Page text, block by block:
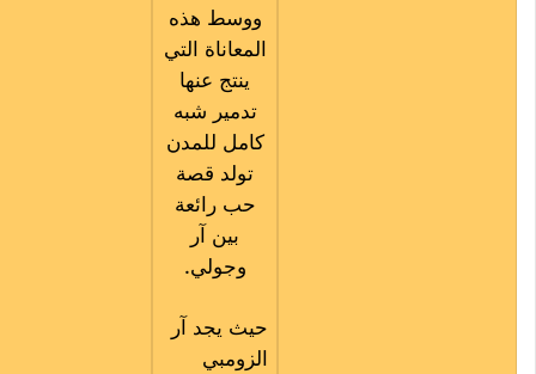
ووسط هذه
المعاناة التي
ينتج عنها
تدمير شبه
كامل للمدن
تولد قصة
حب رائعة
بين آر
وجولي.
حيث يجد آر
الزومبي